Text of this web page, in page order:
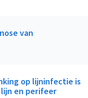
van
op lijninfectie is
en perifeer